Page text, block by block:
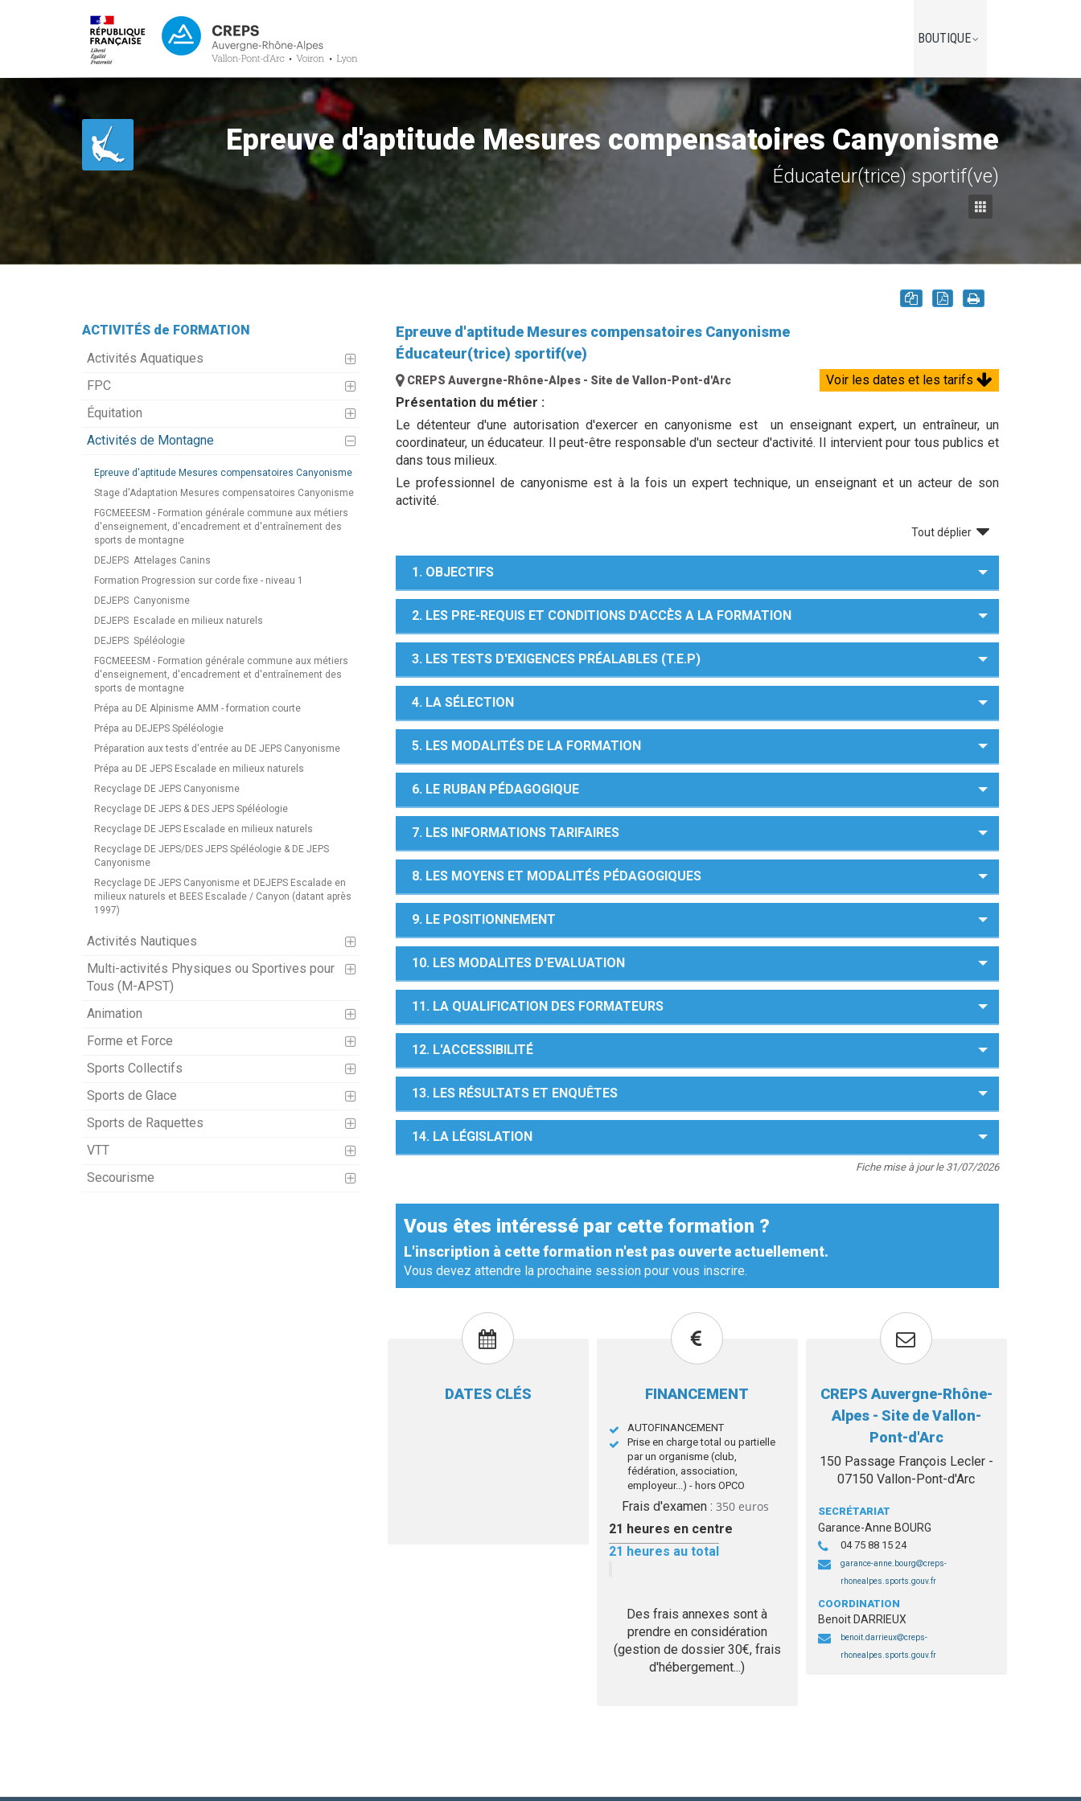
BOUTIQUE
Epreuve d'aptitude Mesures compensatoires Canyonisme
Éducateur(trice) sportif(ve)
ACTIVITÉS de FORMATION
Activités Aquatiques
FPC
Équitation
Activités de Montagne
Epreuve d'aptitude Mesures compensatoires Canyonisme
Stage d'Adaptation Mesures compensatoires Canyonisme
FGCMEEESM - Formation générale commune aux métiers
d'enseignement, d'encadrement et d'entraînement des
sports de montagne
DEJEPS Attelages Canins
Formation Progression sur corde fixe - niveau 1
DEJEPS Canyonisme
DEJEPS Escalade en milieux naturels
DEJEPS Spéléologie
FGCMEEESM - Formation générale commune aux métiers
d'enseignement, d'encadrement et d'entraînement des
sports de montagne
Prépa au DE Alpinisme AMM - formation courte
Prépa au DEJEPS Spéléologie
Préparation aux tests d'entrée au DE JEPS Canyonisme
Prépa au DE JEPS Escalade en milieux naturels
Recyclage DE JEPS Canyonisme
Recyclage DE JEPS & DES JEPS Spéléologie
Recyclage DE JEPS Escalade en milieux naturels
Recyclage DE JEPS/DES JEPS Spéléologie & DE JEPS
Canyonisme
Recyclage DE JEPS Canyonisme et DEJEPS Escalade en
milieux naturels et BEES Escalade / Canyon (datant après
1997)
Activités Nautiques
Multi-activités Physiques ou Sportives pour
Tous (M-APST)
Animation
Forme et Force
Sports Collectifs
Sports de Glace
Sports de Raquettes
VTT
Secourisme
Epreuve d'aptitude Mesures compensatoires Canyonisme
Éducateur(trice) sportif(ve)
Voir les dates et les tarifs
CREPS Auvergne-Rhône-Alpes - Site de Vallon-Pont-d'Arc
Présentation du métier :
Le détenteur d'une autorisation d'exercer en canyonisme est un enseignant expert, un entraîneur, un
coordinateur, un éducateur. Il peut-être responsable d'un secteur d'activité. Il intervient pour tous publics et
dans tous milieux.
Le professionnel de canyonisme est à la fois un expert technique, un enseignant et un acteur de son
activité.
Tout déplier
1. OBJECTIFS
2. LES PRE-REQUIS ET CONDITIONS D'ACCÈS A LA FORMATION
3. LES TESTS D'EXIGENCES PRÉALABLES (T.E.P)
4. LA SÉLECTION
5. LES MODALITÉS DE LA FORMATION
6. LE RUBAN PÉDAGOGIQUE
7. LES INFORMATIONS TARIFAIRES
8. LES MOYENS ET MODALITÉS PÉDAGOGIQUES
9. LE POSITIONNEMENT
10. LES MODALITES D'EVALUATION
11. LA QUALIFICATION DES FORMATEURS
12. L'ACCESSIBILITÉ
13. LES RÉSULTATS ET ENQUÊTES
14. LA LÉGISLATION
Fiche mise à jour le 31/07/2026
Vous êtes intéressé par cette formation ?
L'inscription à cette formation n'est pas ouverte actuellement.
Vous devez attendre la prochaine session pour vous inscrire.
DATES CLÉS FINANCEMENT
AUTOFINANCEMENT
Prise en charge total ou partielle
par un organisme (club,
fédération, association,
employeur...) - hors OPCO
Frais d'examen :350 euros
21 heures en centre
21 heures au total
Des frais annexes sont à
prendre en considération
(gestion de dossier 30€, frais
d'hébergement...)
CREPS Auvergne-Rhône-
Alpes - Site de Vallon-
Pont-d'Arc
150 Passage François Lecler -
07150 Vallon-Pont-d'Arc
SECRÉTARIAT
Garance-Anne BOURG
04 75 88 15 24
garance-anne.bourg
creps-
rhonealpes.sports.gouv.fr
COORDINATION
Benoit DARRIEUX
benoit.darrieux
creps-
rhonealpes.sports.gouv.fr